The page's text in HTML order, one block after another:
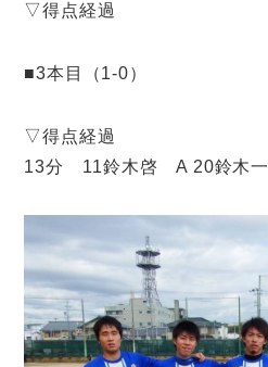
▽得点経過
■3本目（1-0）
▽得点経過
13分 11鈴木啓 A 20鈴木一